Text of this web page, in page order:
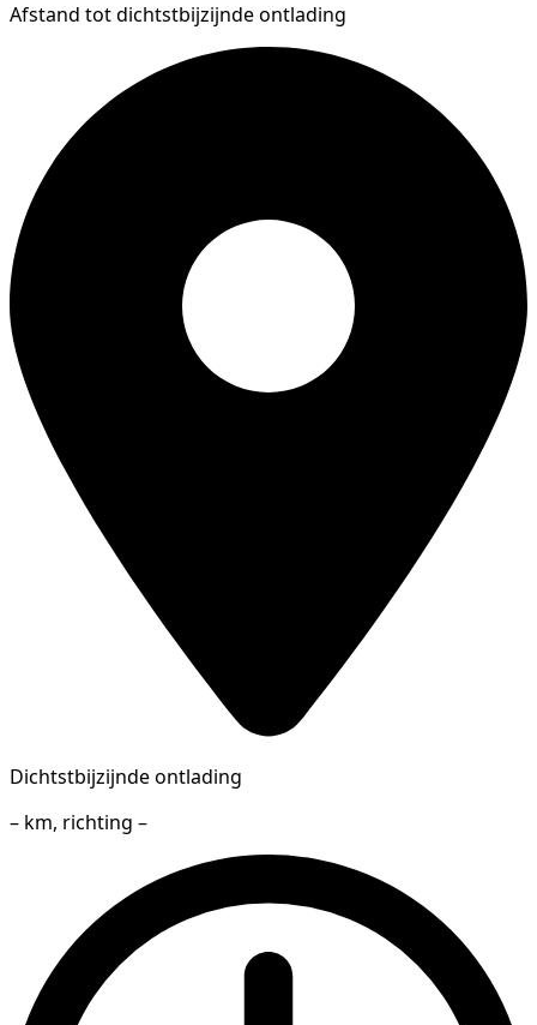
Afstand tot dichtstbijzijnde ontlading
Dichtstbijzijnde ontlading
– km, richting –